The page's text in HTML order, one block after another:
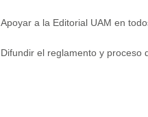
Apoyar a la Editorial UAM en
Difundir el reglamento y proceso